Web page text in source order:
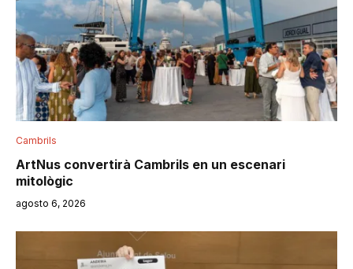
Cambrils
ArtNus convertirà Cambrils en un escenari
mitològic
agosto 6, 2026